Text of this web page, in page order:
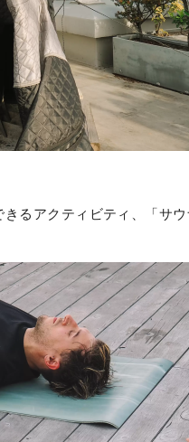
るアクティビティ、「サウ